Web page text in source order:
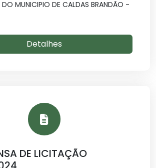
DO MUNICIPIO DE CALDAS BRANDÃO -
Detalhes
DE LICITAÇÃO